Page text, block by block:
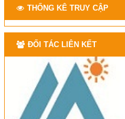
THỐNG KÊ TRUY CẬP
ĐỐI TÁC LIÊN KẾT